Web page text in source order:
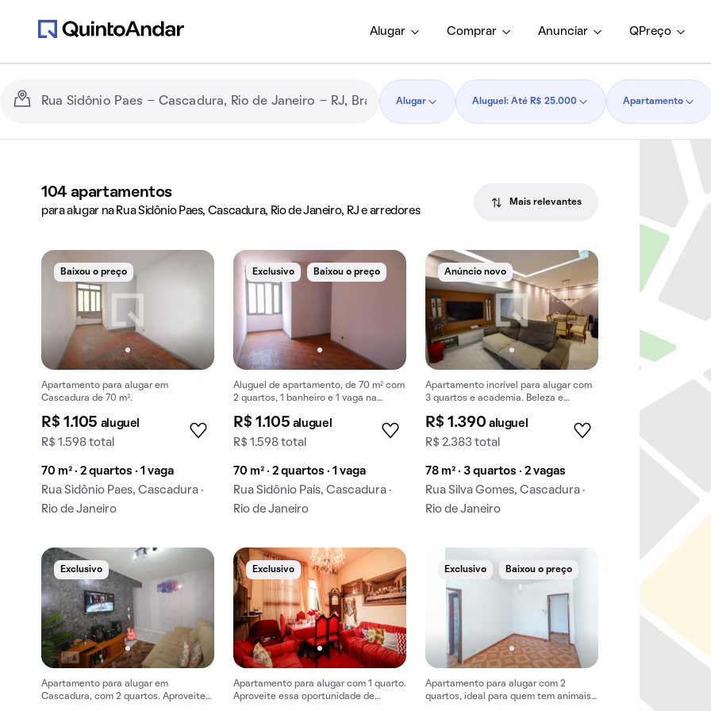
Alugar Comprar Anunciar QPreço
Alugar Aluguel: Até R$ 25.000 Apartamento
104 apartamentos
para alugar na Rua Sidônio Paes, Cascadura, Rio de Janeiro, RJ e arredores
Mais relevantes
Baixou o preço
Apartamento para alugar em
Cascadura de 70 m².
R$ 1.105 aluguel
R$ 1.598 total
70 m² · 2 quartos · 1 vaga
Rua Sidônio Paes, Cascadura ·
Rio de Janeiro
Exclusivo Baixou o preço
Aluguel de apartamento, de 70 m² com
2 quartos, 1 banheiro e 1 vaga na
R$ 1.105 aluguel
R$ 1.598 total
70 m² · 2 quartos · 1 vaga
Rua Sidônio País, Cascadura ·
Rio de Janeiro
Anúncio novo
Apartamento incrível para alugar com
3 quartos e academia. Beleza e
R$ 1.390 aluguel
R$ 2.383 total
78 m² · 3 quartos · 2 vagas
Rua Silva Gomes, Cascadura ·
Rio de Janeiro
Exclusivo
Apartamento para alugar em
Cascadura, com 2 quartos. Aproveite
Exclusivo
Apartamento para alugar com 1 quarto.
Aproveite essa oportunidade de
Exclusivo Baixou o preço
Apartamento para alugar com 2
quartos, ideal para quem tem animais